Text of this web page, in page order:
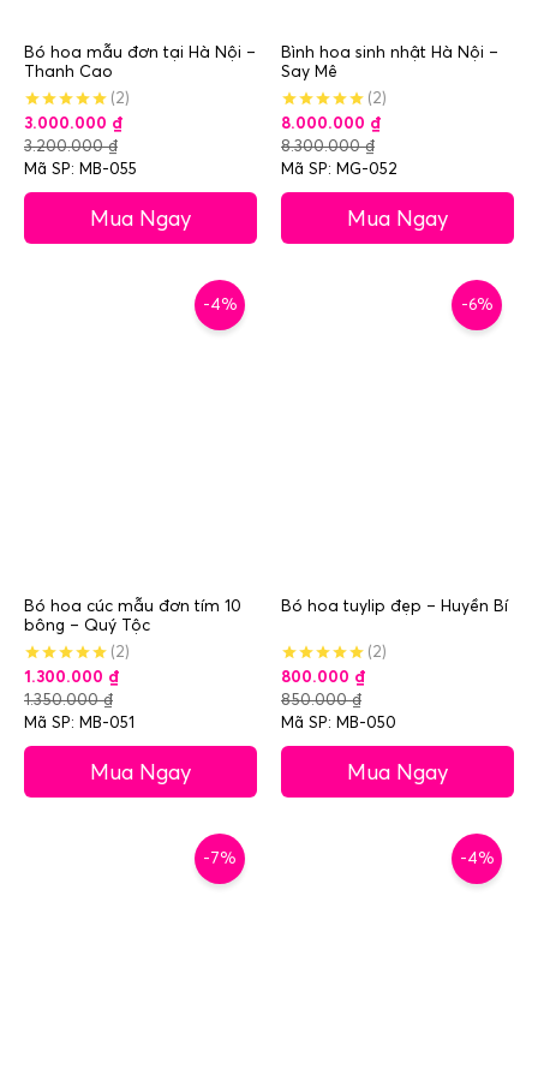
Bó hoa mẫu đơn tại Hà Nội –
Thanh Cao
(2)
3.000.000 ₫
3.200.000₫
Mã SP: MB-055
Mua Ngay
Bình hoa sinh nhật Hà Nội –
Say Mê
(2)
8.000.000 ₫
8.300.000₫
Mã SP: MG-052
Mua Ngay
-4%
Bó hoa cúc mẫu đơn tím 10
bông – Quý Tộc
(2)
1.300.000 ₫
1.350.000₫
Mã SP: MB-051
Mua Ngay
-6%
Bó hoa tuylip đẹp – Huyền Bí
(2)
800.000 ₫
850.000₫
Mã SP: MB-050
Mua Ngay
-7% -4%